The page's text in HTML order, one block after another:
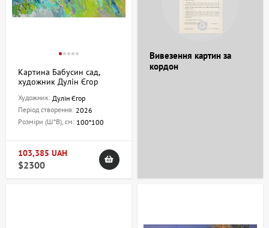
Картина Бабусин сад,
художник Дулін Єгор
Художник: Дулін Єгор
Період створення: 2026
Розміри (Ш*В), см: 100*100
103,385 UAH
$2300
Вивезення картин за
кордон